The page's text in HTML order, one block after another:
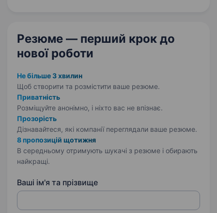
Резюме — перший крок до
нової роботи
Не більше 3 хвилин
Щоб створити та розмістити ваше резюме.
Приватність
Розміщуйте анонімно, і ніхто вас не впізнає.
Прозорість
Дізнавайтеся, які компанії переглядали ваше резюме.
8 пропозицій щотижня
В середньому отримують шукачі з резюме і обирають
найкращі.
Ваші ім'я та прізвище